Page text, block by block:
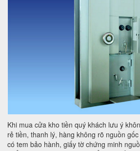
Khi mua cửa kho tiền quý khách lưu ý
rẻ tiền, thanh lý, hàng không rõ nguồn
có tem bảo hành, giấy tờ chứng minh